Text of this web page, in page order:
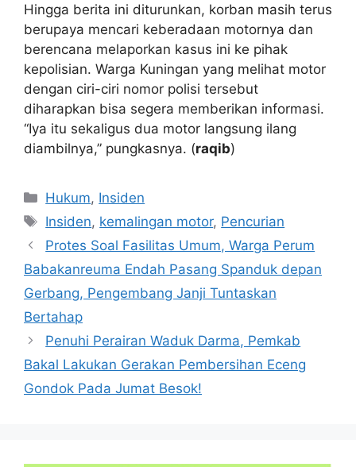
Hingga berita ini diturunkan, korban masih terus
berupaya mencari keberadaan motornya dan
berencana melaporkan kasus ini ke pihak
kepolisian. Warga Kuningan yang melihat motor
dengan ciri-ciri nomor polisi tersebut
diharapkan bisa segera memberikan informasi.
“Iya itu sekaligus dua motor langsung ilang
diambilnya,” pungkasnya. (raqib)
Kategori
Hukum, Insiden
Tag
Insiden, kemalingan motor, Pencurian
Protes Soal Fasilitas Umum, Warga Perum
Babakanreuma Endah Pasang Spanduk depan
Gerbang, Pengembang Janji Tuntaskan
Bertahap
Penuhi Perairan Waduk Darma, Pemkab
Bakal Lakukan Gerakan Pembersihan Eceng
Gondok Pada Jumat Besok!